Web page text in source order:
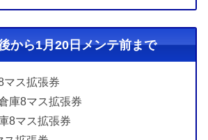
から1月20日メンテ前まで
マス拡張券
庫8マス拡張券
8マス拡張券